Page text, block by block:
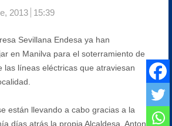
2013 15:39
Sevillana Endesa ya han
en Manilva para el soterramiento de
las líneas eléctricas que atraviesan
están llevando a cabo gracias a la
días atrás la propia Alcaldesa, Antonia